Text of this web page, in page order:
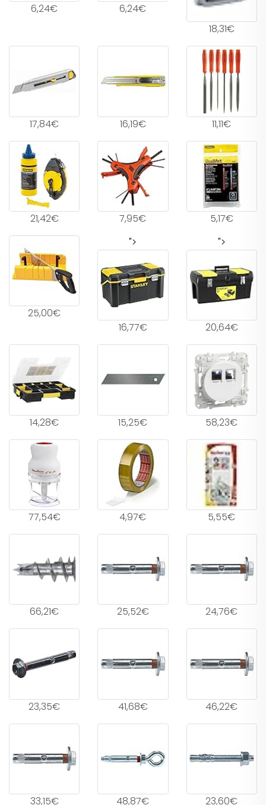
6,24€
6,24€
18,31€
17,84€ 16,19€ 11,11€
21,42€ 7,95€ 5,17€
25,00€
">
16,77€
">
20,64€
14,28€ 15,25€ 58,23€
77,54€ 4,97€ 5,55€
66,21€ 25,52€ 24,76€
23,35€ 41,68€ 46,22€
33,15€ 48,87€ 23,60€